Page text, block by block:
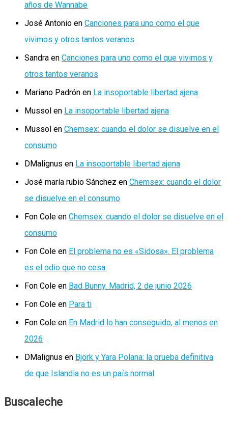
años de Wannabe
José Antonio en Canciones para uno como el que
vivimos y otros tantos veranos
Sandra en Canciones para uno como el que vivimos y
otros tantos veranos
Mariano Padrón en La insoportable libertad ajena
Mussol en La insoportable libertad ajena
Mussol en Chemsex: cuando el dolor se disuelve en el
consumo
DMalignus en La insoportable libertad ajena
José maría rubio Sánchez en Chemsex: cuando el dolor
se disuelve en el consumo
Fon Cole en Chemsex: cuando el dolor se disuelve en el
consumo
Fon Cole en El problema no es «Sidosa». El problema
es el odio que no cesa.
Fon Cole en Bad Bunny. Madrid, 2 de junio 2026
Fon Cole en Para ti
Fon Cole en En Madrid lo han conseguido, al menos en
2026
DMalignus en Björk y Yara Polana: la prueba definitiva
de que Islandia no es un país normal
Buscaleche